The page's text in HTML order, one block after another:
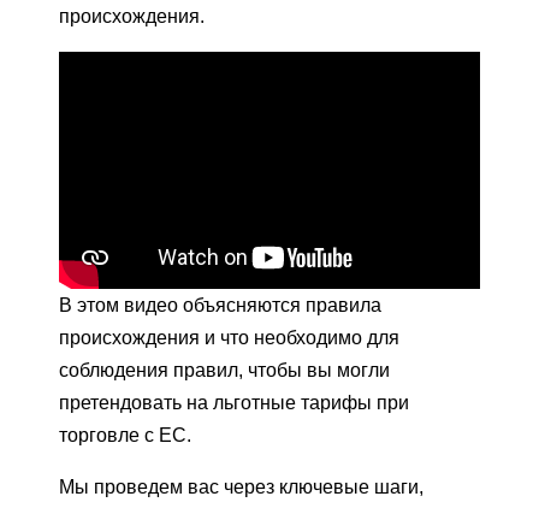
происхождения.
В этом видео объясняются правила
происхождения и что необходимо для
соблюдения правил, чтобы вы могли
претендовать на льготные тарифы при
торговле с ЕС.
Мы проведем вас через ключевые шаги,